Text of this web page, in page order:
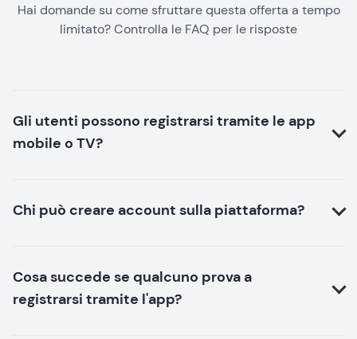
Hai domande su come sfruttare questa offerta a tempo
limitato? Controlla le FAQ per le risposte
Gli utenti possono registrarsi tramite le app
mobile o TV?
Chi può creare account sulla piattaforma?
Cosa succede se qualcuno prova a
registrarsi tramite l'app?